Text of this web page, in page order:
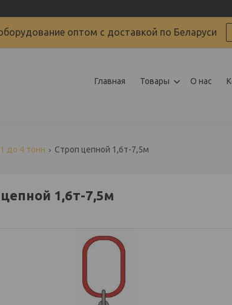
оптом с доставкой по Беларуси
Главная Товары О нас
до 4 тонн Строп цепной 1,6т-7,5м
1,6т-7,5м